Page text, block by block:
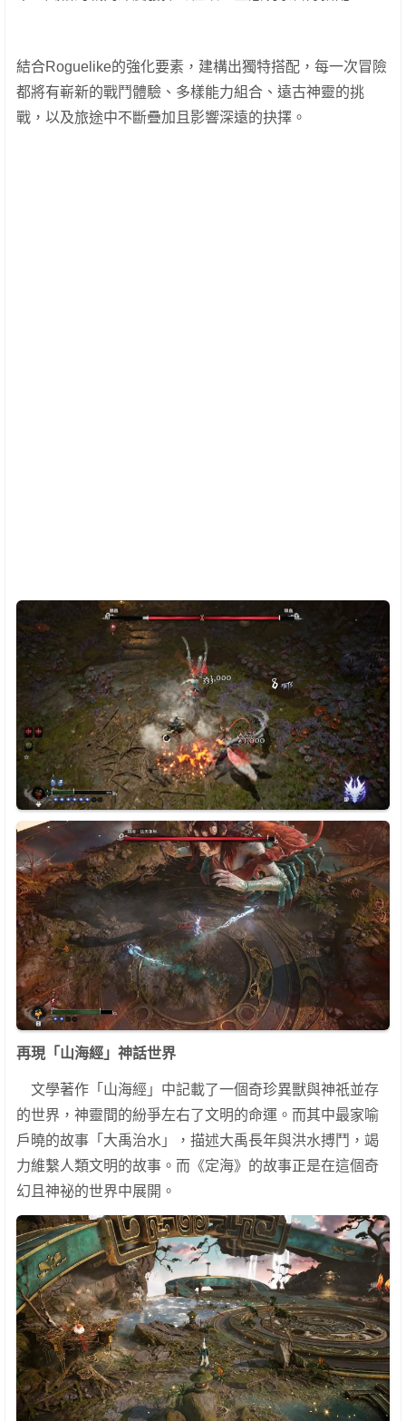
結合Roguelike的強化要素，建構出獨特搭配，每一次冒險
都將有嶄新的戰鬥體驗、多樣能力組合、遠古神靈的挑
戰，以及旅途中不斷疊加且影響深遠的抉擇。
再現「山海經」神話世界
文學著作「山海經」中記載了一個奇珍異獸與神祇並存
的世界，神靈間的紛爭左右了文明的命運。而其中最家喻
戶曉的故事「大禹治水」，描述大禹長年與洪水搏鬥，竭
力維繫人類文明的故事。而《定海》的故事正是在這個奇
幻且神祕的世界中展開。